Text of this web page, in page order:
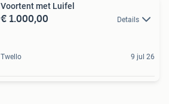
Voortent met Luifel
€ 1.000,00 Details
Twello 9 jul 26